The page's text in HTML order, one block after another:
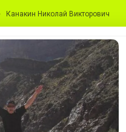
Канакин Николай Викторович